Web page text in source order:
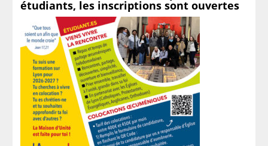
étudiants, les inscriptions sont ouvertes